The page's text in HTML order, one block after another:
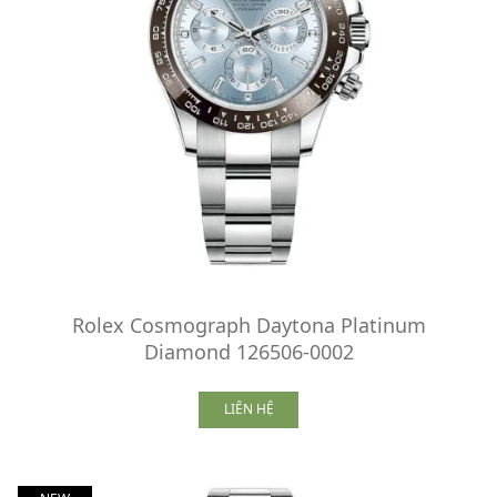
Rolex Cosmograph Daytona Platinum
Diamond 126506-0002
LIÊN HỆ